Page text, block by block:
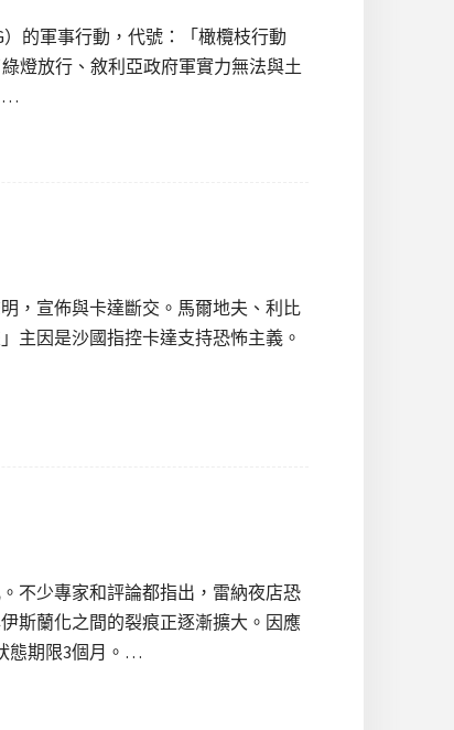
的軍事行動，代號：「橄欖枝行動
燈放行、敘利亞政府軍實力無法與土
…
，宣佈與卡達斷交。馬爾地夫、利比
主因是沙國指控卡達支持恐怖主義。
不少專家和評論都指出，雷納夜店恐
斯蘭化之間的裂痕正逐漸擴大。因應
態期限3個月。…